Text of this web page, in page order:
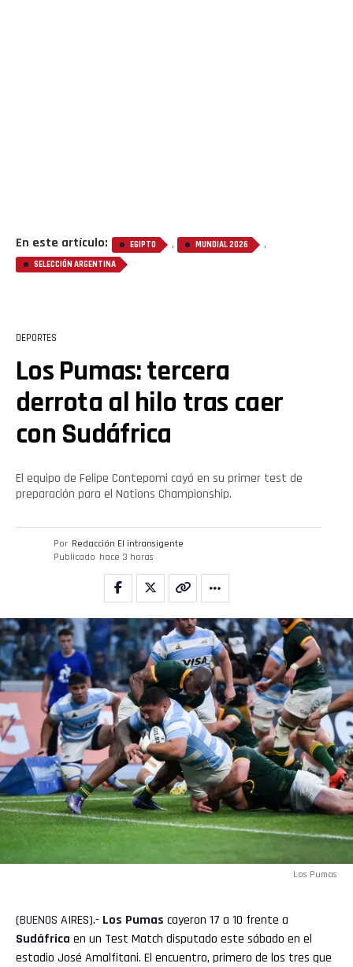
En este artículo: EGIPTO , MUNDIAL 2026 ,
SELECCIÓN ARGENTINA
DEPORTES
Los Pumas: tercera
derrota al hilo tras caer
con Sudáfrica
El equipo de Felipe Contepomi cayó en su primer test de
preparación para el Nations Championship.
Por Redacción El intransigente
Publicado hace 3 horas
Los Pumas
(BUENOS AIRES).- Los Pumas cayeron 17 a 10 frente a
Sudáfrica en un Test Match disputado este sábado en el
estadio José Amalfitani. El encuentro, primero de los tres que
Flipboard
Reddit
Whatsapp